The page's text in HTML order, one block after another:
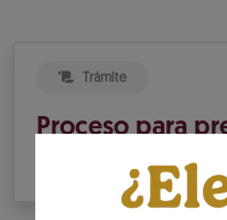
Trámite
Proceso para
de Dictamen